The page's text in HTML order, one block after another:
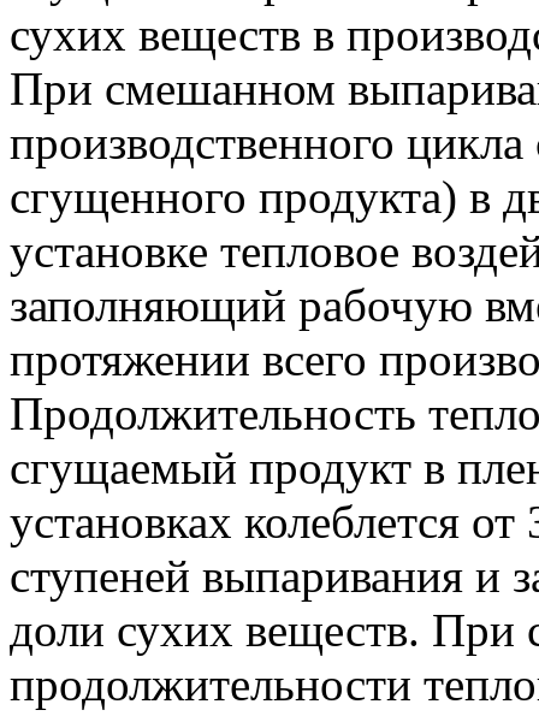
сухих веществ в
При смешанном
производственного
сгущенного продукта) в
установке тепловое
заполняющий рабочую
протяжении всего
Продолжительность
сгущаемый продукт в
установках колеблется
ступеней выпаривания и
доли сухих веществ. При
продолжительности